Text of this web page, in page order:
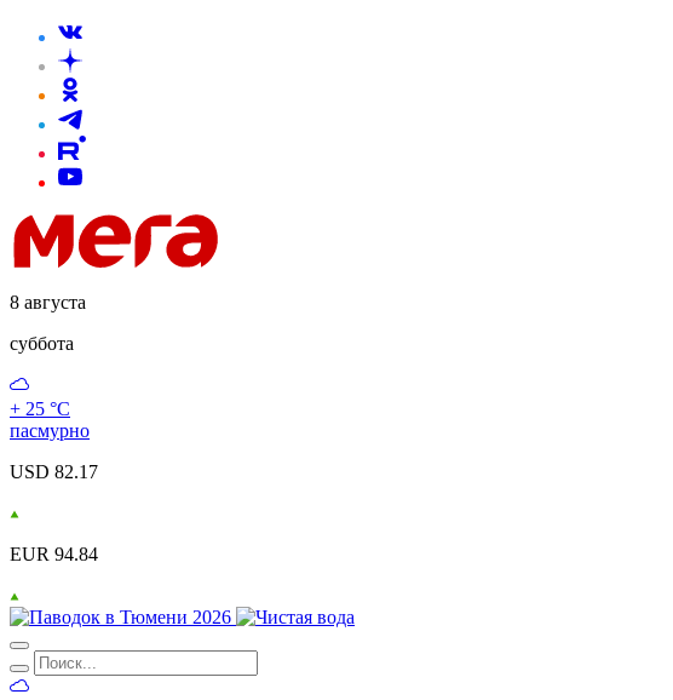
8 августа
суббота
+ 25 °С
пасмурно
USD 82.17
EUR 94.84